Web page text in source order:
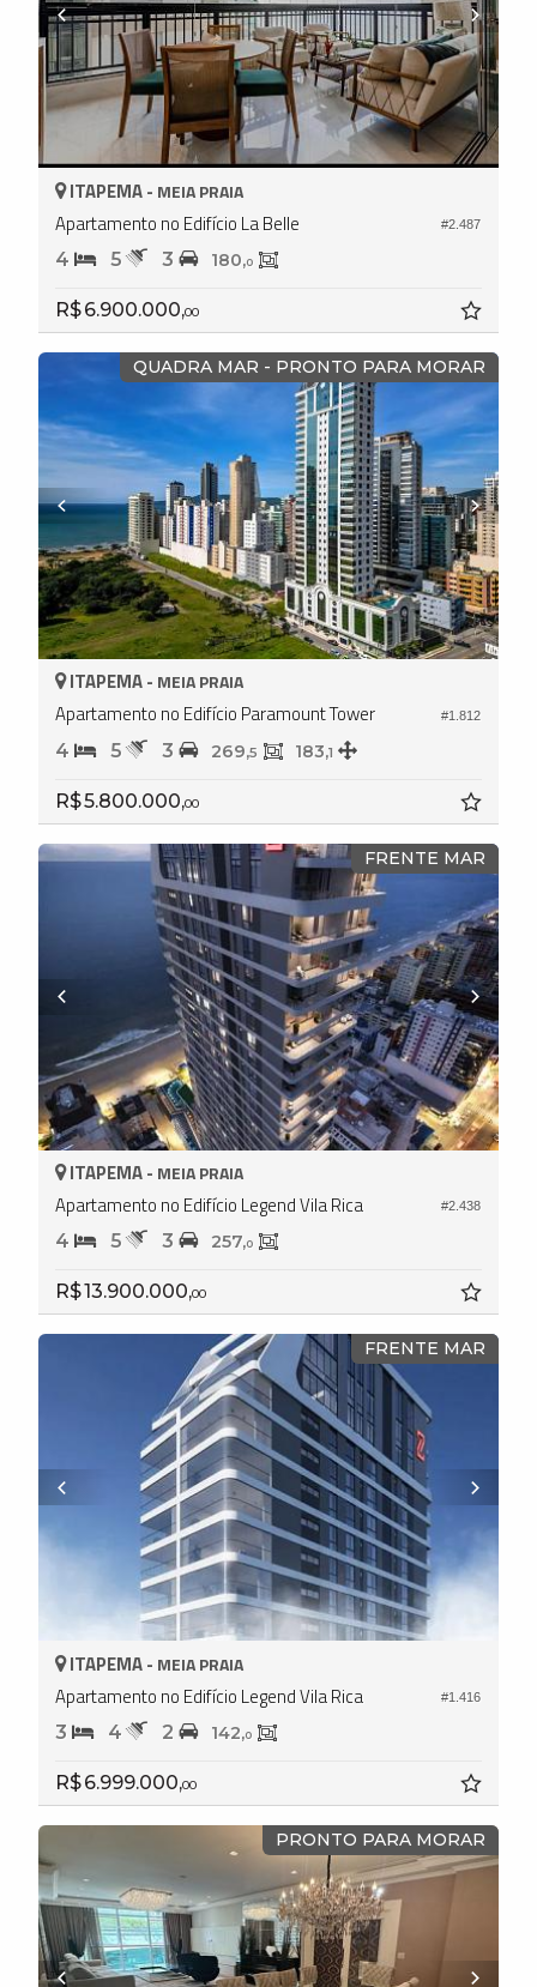
#2.487
ITAPEMA - MEIA PRAIA
Apartamento no Edifício La Belle
4 5 3 180,0
R$ 6.900.000,00
QUADRA MAR - PRONTO PARA MORAR
#1.812
ITAPEMA - MEIA PRAIA
Apartamento no Edifício Paramount Tower
4 5 3 269,5 183,1
R$ 5.800.000,00
FRENTE MAR
#2.438
ITAPEMA - MEIA PRAIA
Apartamento no Edifício Legend Vila Rica
4 5 3 257,0
R$ 13.900.000,00
FRENTE MAR
#1.416
ITAPEMA - MEIA PRAIA
Apartamento no Edifício Legend Vila Rica
3 4 2 142,0
R$ 6.999.000,00
PRONTO PARA MORAR